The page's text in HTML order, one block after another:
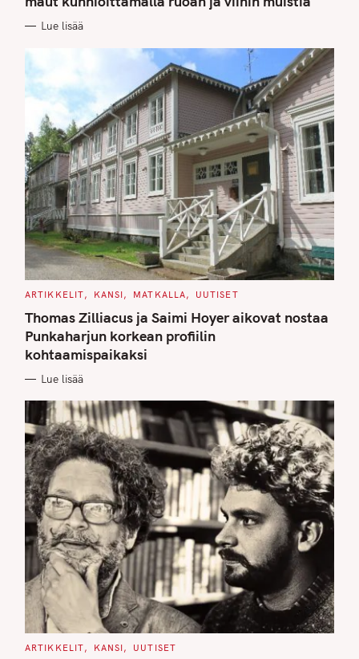
O
I
Lue lisää
C
T
E
G
O
R
I
S
ARTIKKELIT KANSI MATKALLA UUTISET
Thomas Zilliacus ja Saimi Hoyer aikovat nostaa
Punkaharjun korkean profiilin
kohtaamispaikaksi
Lue lisää
C
ARTIKKELIT KANSI UUTISET